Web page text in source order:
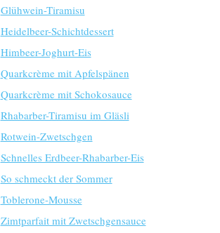
Glühwein-Tiramisu
Heidelbeer-Schichtdessert
Himbeer-Joghurt-Eis
Quarkcrème mit Apfelspänen
Quarkcrème mit Schokosauce
Rhabarber-Tiramisu im Gläsli
Rotwein-Zwetschgen
Schnelles Erdbeer-Rhabarber-Eis
So schmeckt der Sommer
Toblerone-Mousse
Zimtparfait mit Zwetschgensauce